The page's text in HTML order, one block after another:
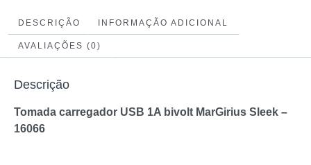
DESCRIÇÃO INFORMAÇÃO ADICIONAL
AVALIAÇÕES (0)
Descrição
Tomada carregador USB 1A bivolt MarGirius Sleek –
16066